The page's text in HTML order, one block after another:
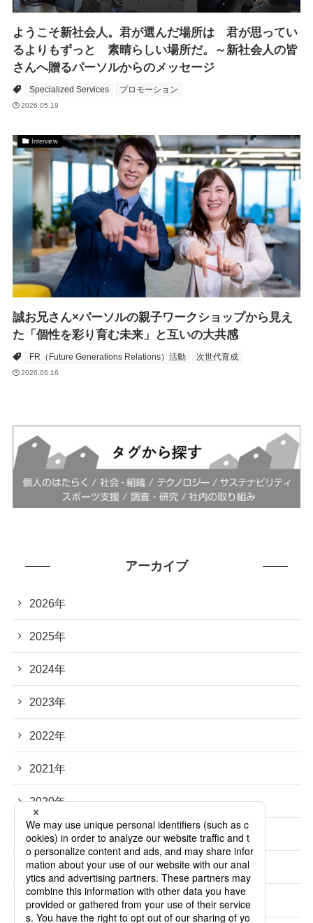
ようこそ新社会人。君が選んだ場所は 君が思ってい
るよりもずっと 素晴らしい場所だ。～新社会人の皆
さんへ贈るパーソルからのメッセージ
Specialized Services プロモーション
2026.05.19
Interview
誠お兄さん×パーソルの親子ワークショップから見え
た「個性を彩り育む未来」と互いの大共感
FR（Future Generations Relations）活動 次世代育成
2026.06.16
アーカイブ
2026年
2025年
2024年
2023年
2022年
2021年
2020年
2019年
2018年
2017年